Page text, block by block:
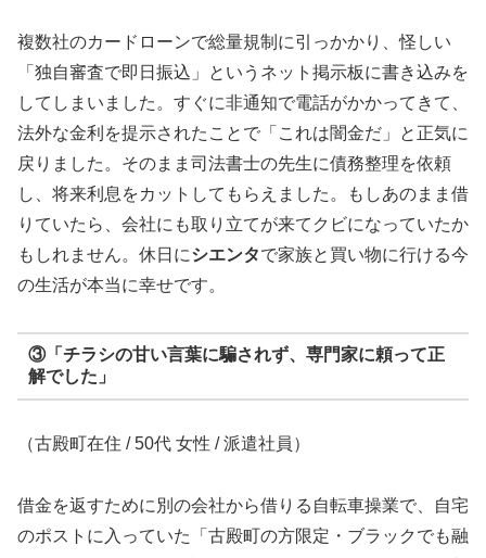
複数社のカードローンで総量規制に引っかかり、怪しい
「独自審査で即日振込」というネット掲示板に書き込みを
してしまいました。すぐに非通知で電話がかかってきて、
法外な金利を提示されたことで「これは闇金だ」と正気に
戻りました。そのまま司法書士の先生に債務整理を依頼
し、将来利息をカットしてもらえました。もしあのまま借
りていたら、会社にも取り立てが来てクビになっていたか
もしれません。休日にシエンタで家族と買い物に行ける今
の生活が本当に幸せです。
③「チラシの甘い言葉に騙されず、専門家に頼って正
解でした」
（古殿町在住 / 50代 女性 / 派遣社員）
借金を返すために別の会社から借りる自転車操業で、自宅
のポストに入っていた「古殿町の方限定・ブラックでも融